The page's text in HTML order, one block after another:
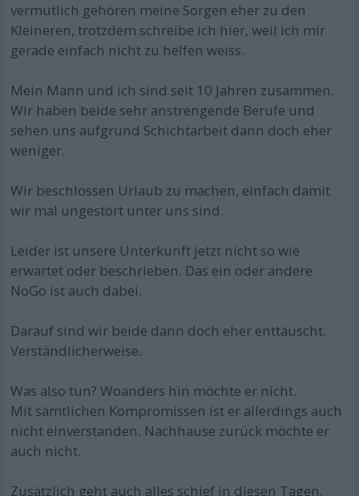
vermutlich gehören meine Sorgen eher zu den
Kleineren, trotzdem schreibe ich hier, weil ich mir
gerade einfach nicht zu helfen weiss.
Mein Mann und ich sind seit 10 Jahren zusammen.
Wir haben beide sehr anstrengende Berufe und
sehen uns aufgrund Schichtarbeit dann doch eher
weniger.
Wir beschlossen Urlaub zu machen, einfach damit
wir mal ungestört unter uns sind.
Leider ist unsere Unterkunft jetzt nicht so wie
erwartet oder beschrieben. Das ein oder andere
NoGo ist auch dabei.
Darauf sind wir beide dann doch eher enttäuscht.
Verständlicherweise.
Was also tun? Woanders hin möchte er nicht.
Mit sämtlichen Kompromissen ist er allerdings auch
nicht einverstanden. Nachhause zurück möchte er
auch nicht.
Zusätzlich geht auch alles schief in diesen Tagen,